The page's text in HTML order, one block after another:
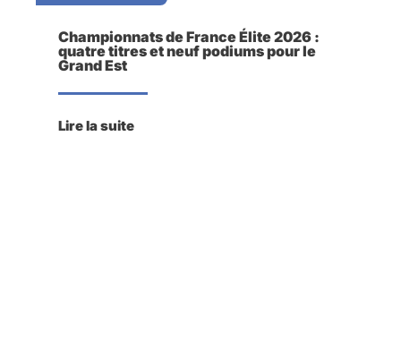
Championnats de France Élite 2026 :
quatre titres et neuf podiums pour le
Grand Est
Lire la suite